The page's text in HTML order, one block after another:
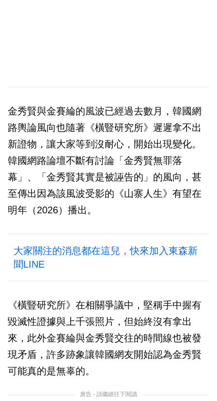
金秀賢與金賽綸的風波已經過去數月，韓國網
路輿論風向也隨著《橫豎研究所》遲遲拿不出
新證物，讓大家等到沒耐心，開始出現變化。
韓國網路論壇不斷有討論「金秀賢無罪落
幕」、「金秀賢其實是被誣告的」的風向，甚
至傳出因為該風波受影的《山寨人生》有望在
明年（2026）播出。
大家關注的消息都在這兒，快來加入東森新
聞LINE
《橫豎研究所》在相關爭議中，堅稱手中握有
毀滅性證據與上千張照片，但始終沒有拿出
來，此外金賽綸與金秀賢交往的時間線也被發
現矛盾，許多跡象讓韓國網友開始認為金秀賢
可能真的是無辜的。
廣告 - 請繼續往下閱讀